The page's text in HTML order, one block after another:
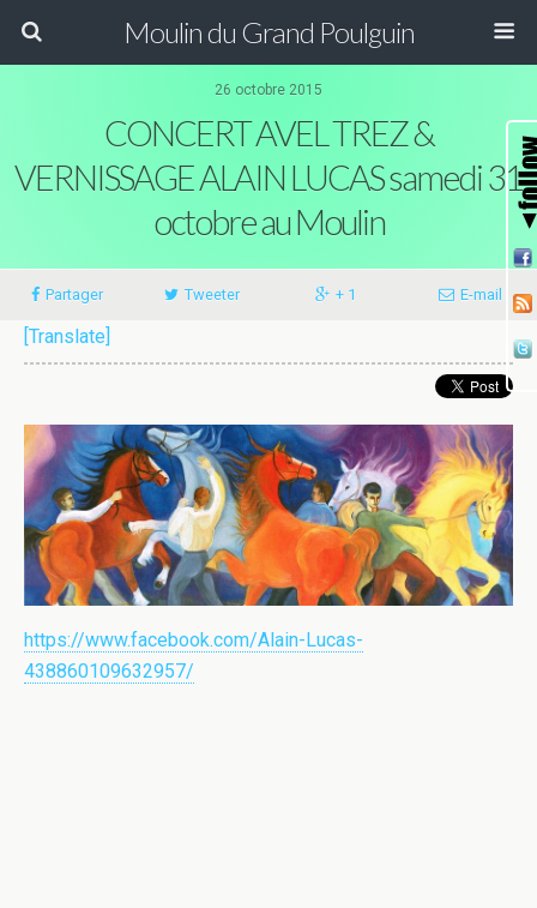
Moulin du Grand Poulguin
26 octobre 2015
CONCERT AVEL TREZ &
VERNISSAGE ALAIN LUCAS samedi 31
octobre au Moulin
Partager Tweeter + 1 E-mail
[Translate]
https://www.facebook.com/Alain-Lucas-
438860109632957/